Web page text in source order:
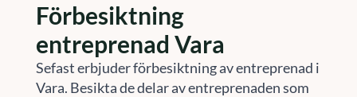
Förbesiktning
entreprenad Vara
Sefast erbjuder förbesiktning av entreprenad i
Vara. Besikta de delar av entreprenaden som